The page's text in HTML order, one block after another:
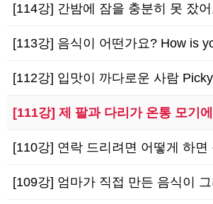
[114강] 간밤에 잠을 충분히 못 잤어요. I didn’t
[113강] 음식이 어떤가요? How is
[112강] 입맛이 까다로운 사람
[111강] 제 팔과 다리가 온통 모기에 물렸어요. I
[110강] 연락 드리려면 어떻게 하면 될까요?
[109강] 엄마가 직접 만든 음식이 그리웠어요. I’ve